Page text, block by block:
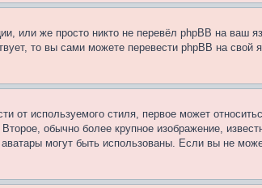
или же просто никто не перевёл phpBB на ваш
то вы сами можете перевести phpBB на
от используемого стиля, первое может
обычно более крупное изображение,
могут быть использованы. Если вы не